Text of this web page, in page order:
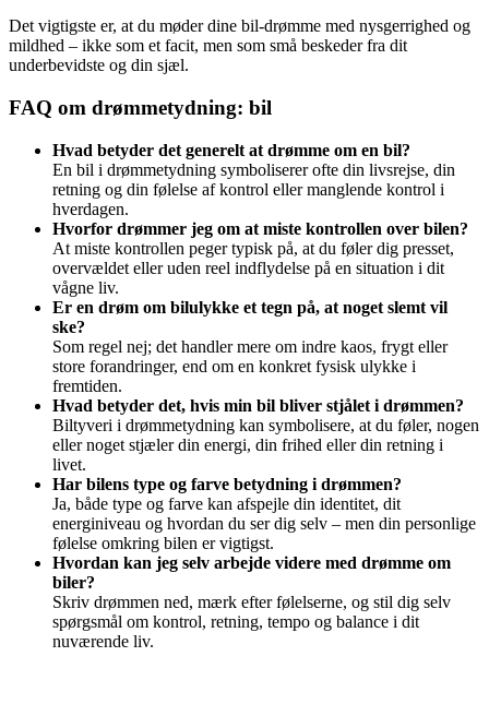
Det vigtigste er, at du møder dine bil-drømme med nysgerrighed og
mildhed – ikke som et facit, men som små beskeder fra dit
underbevidste og din sjæl.
FAQ om drømmetydning: bil
Hvad betyder det generelt at drømme om en bil?
En bil i drømmetydning symboliserer ofte din livsrejse, din
retning og din følelse af kontrol eller manglende kontrol i
hverdagen.
Hvorfor drømmer jeg om at miste kontrollen over bilen?
At miste kontrollen peger typisk på, at du føler dig presset,
overvældet eller uden reel indflydelse på en situation i dit
vågne liv.
Er en drøm om bilulykke et tegn på, at noget slemt vil
ske?
Som regel nej; det handler mere om indre kaos, frygt eller
store forandringer, end om en konkret fysisk ulykke i
fremtiden.
Hvad betyder det, hvis min bil bliver stjålet i drømmen?
Biltyveri i drømmetydning kan symbolisere, at du føler, nogen
eller noget stjæler din energi, din frihed eller din retning i
livet.
Har bilens type og farve betydning i drømmen?
Ja, både type og farve kan afspejle din identitet, dit
energiniveau og hvordan du ser dig selv – men din personlige
følelse omkring bilen er vigtigst.
Hvordan kan jeg selv arbejde videre med drømme om
biler?
Skriv drømmen ned, mærk efter følelserne, og stil dig selv
spørgsmål om kontrol, retning, tempo og balance i dit
nuværende liv.